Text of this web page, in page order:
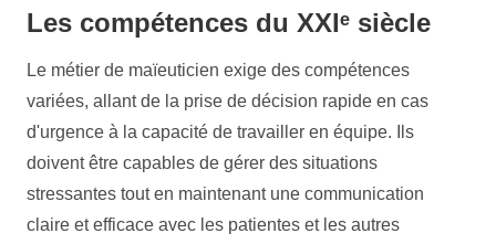
idées, ce qui est crucial dans un domaine médical
Les compétences du XXIᵉ siècle
Le métier de maïeuticien exige des compétences
variées, allant de la prise de décision rapide en cas
d'urgence à la capacité de travailler en équipe. Ils
doivent être capables de gérer des situations
stressantes tout en maintenant une communication
claire et efficace avec les patientes et les autres